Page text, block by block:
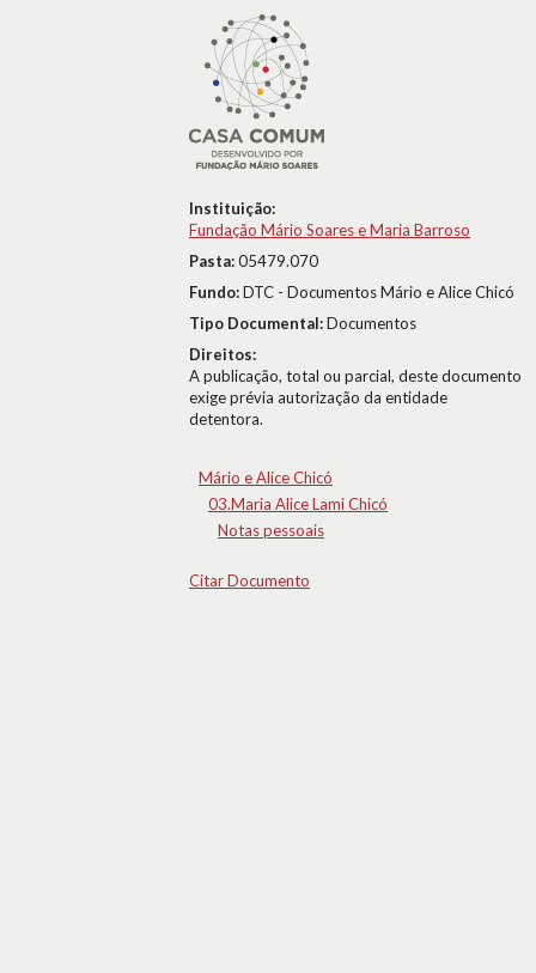
Instituição:
Fundação Mário Soares e Maria Barroso
Pasta:05479.070
Fundo:DTC - Documentos Mário e Alice Chicó
Tipo Documental:Documentos
Direitos:
A publicação, total ou parcial, deste documento
exige prévia autorização da entidade
detentora.
Mário e Alice Chicó
03.Maria Alice Lami Chicó
Notas pessoais
Citar Documento